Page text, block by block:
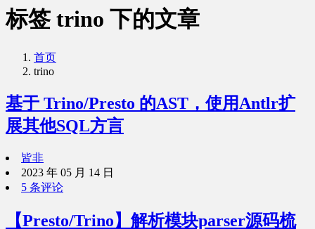
标签 trino 下的文章
首页
trino
基于 Trino/Presto 的AST，使用Antlr扩
展其他SQL方言
皆非
2023 年 05 月 14 日
5 条评论
【Presto/Trino】解析模块parser源码梳